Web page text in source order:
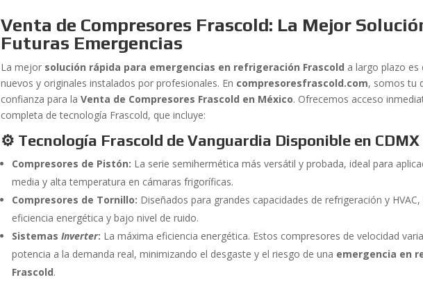
Venta de Compresores Frascold: La Mejor
Futuras Emergencias
La mejor solución rápida para emergencias en refrigeración Frascold a largo plazo
nuevos y originales instalados por profesionales. En compresoresfrascold.com, somos tu
confianza para laVenta de Compresores Frascold en México. Ofrecemos acceso
completa de tecnología Frascold, que incluye:
⚙️ Tecnología Frascold de Vanguardia Disponible en CDMX
Compresores de Pistón: La serie semihermética más versátil y probada, ideal para
media y alta temperatura en cámaras frigoríficas.
Compresores de Tornillo: Diseñados para grandes capacidades de refrigeración y
eficiencia energética y bajo nivel de ruido.
SistemasInverter: La máxima eficiencia energética. Estos compresores de velocidad
potencia a la demanda real, minimizando el desgaste y el riesgo de una emergencia en
Frascold.